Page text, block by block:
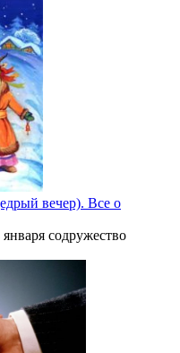
вечер). Все о
содружество